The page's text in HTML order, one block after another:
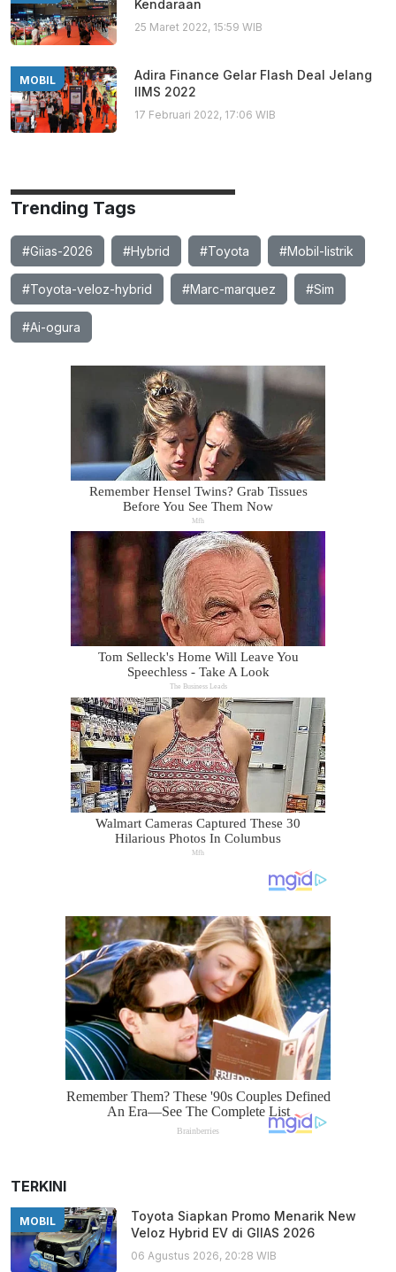
Kendaraan
25 Maret 2022, 15:59 WIB
MOBIL
Adira Finance Gelar Flash Deal Jelang
IIMS 2022
17 Februari 2022, 17:06 WIB
Trending Tags
#Giias-2026 #Hybrid #Toyota #Mobil-listrik
#Toyota-veloz-hybrid #Marc-marquez #Sim
#Ai-ogura
TERKINI
MOBIL
Toyota Siapkan Promo Menarik New
Veloz Hybrid EV di GIIAS 2026
06 Agustus 2026, 20:28 WIB